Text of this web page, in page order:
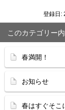
登録日:
このカテゴリー
春満開！
お知らせ
春はすぐそこ